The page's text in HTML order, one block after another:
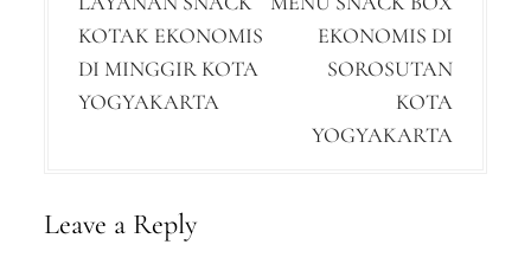
o
s
t
v
KOTAK EKONOMIS
DI MINGGIR KOTA
YOGYAKARTA
EKONOMIS DI
SOROSUTAN
KOTA
YOGYAKARTA
Leave a Reply